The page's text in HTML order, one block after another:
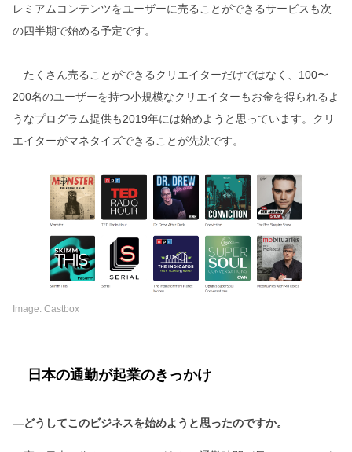
レミアムコンテンツをユーザーに売ることができるサービスも次
の四半期で始める予定です。
たくさん売ることができるクリエイターだけではなく、100〜
200名のユーザーを持つ小規模なクリエイターもお金を得られるよ
うなプログラム提供も2019年には始めようと思っています。クリ
エイターがマネタイズできることが先決です。
Image: Castbox
日本の通勤が起業のきっかけ
―どうしてこのビジネスを始めようと思ったのですか。